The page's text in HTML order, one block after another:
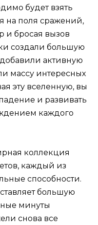
будет взять
на поля сражений,
и бросая вызов
создали большую
активную
массу интересных
эту вселенную, вы
и развивать
каждого
коллекция
каждый из
способности.
большую
минуты
снова все